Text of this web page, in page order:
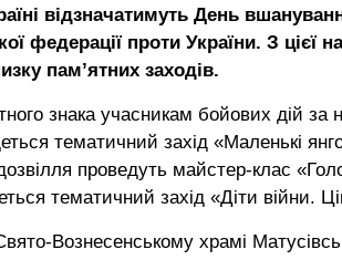
відзначатимуть День
федерації проти України. З цієї
пам’ятних заходів.
знака учасникам бойових дій за
тематичний захід «Маленькі
проведуть майстер-клас
тематичний захід «Діти війни.
Вознесенському храмі